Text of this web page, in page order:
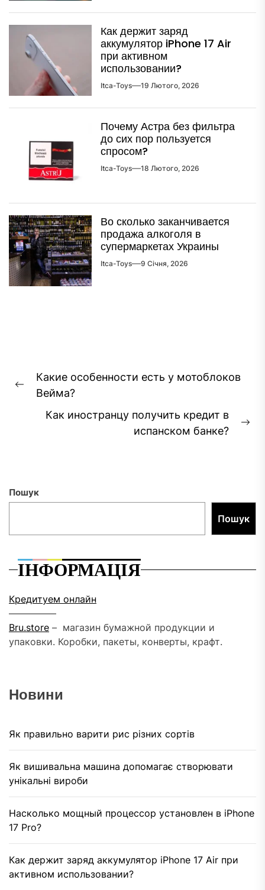
Как держит заряд
аккумулятор iPhone 17 Air
при активном
использовании?
Itca-Toys 19 Лютого, 2026
Почему Астра без фильтра
до сих пор пользуется
спросом?
Itca-Toys 18 Лютого, 2026
Во сколько заканчивается
продажа алкоголя в
супермаркетах Украины
Itca-Toys 9 Січня, 2026
Навігація
записів
Попередній
запис:
Какие особенности есть у мотоблоков
Вейма?
Как иностранцу получить кредит в
испанском банке?
Пошук
Пошук
ІНФОРМАЦІЯ
Кредитуем онлайн
––––––––––
Bru.store – магазин бумажной продукции и
упаковки. Коробки, пакеты, конверты, крафт.
Новини
Як правильно варити рис різних сортів
Як вишивальна машина допомагає створювати
унікальні вироби
Насколько мощный процессор установлен в iPhone
17 Pro?
Как держит заряд аккумулятор iPhone 17 Air при
активном использовании?